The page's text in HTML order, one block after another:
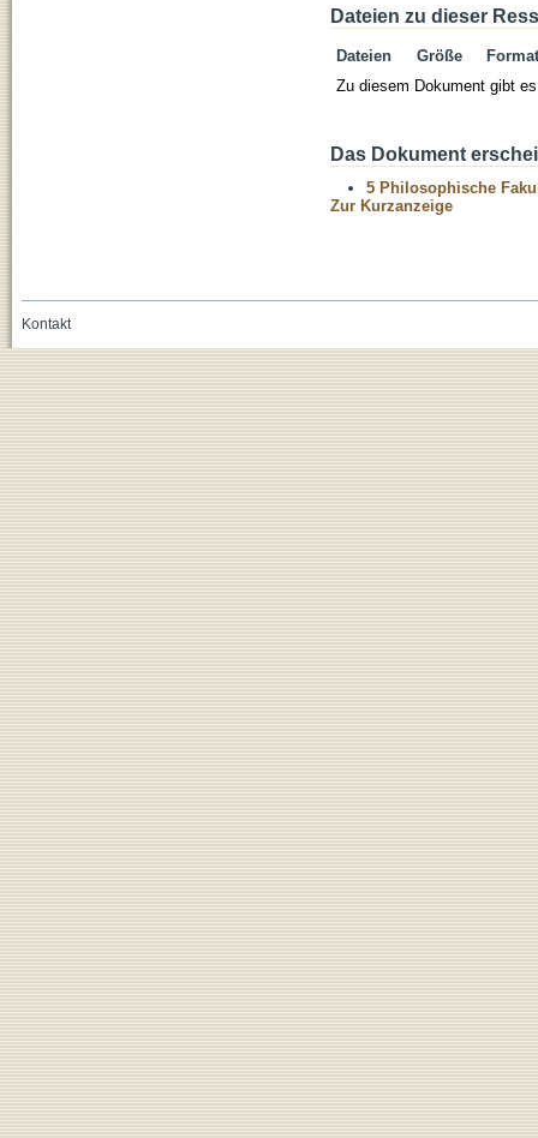
Dateien zu dieser
Dateien Größe
Format
Zu diesem Dokument gibt
Das Dokument
5 Philosophische
Zur Kurzanzeige
Kontakt